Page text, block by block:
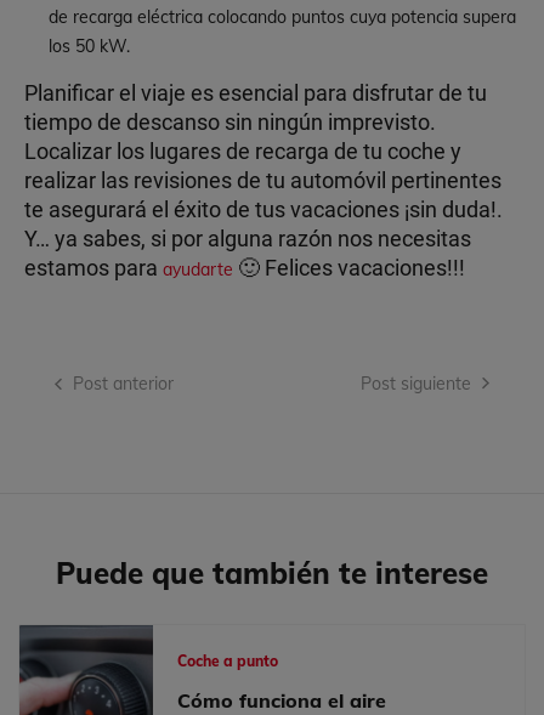
de recarga eléctrica colocando puntos cuya potencia supera
los 50 kW.
Planificar el viaje es esencial para disfrutar de tu
tiempo de descanso sin ningún imprevisto.
Localizar los lugares de recarga de tu coche y
realizar las revisiones de tu automóvil pertinentes
te asegurará el éxito de tus vacaciones ¡sin duda!.
Y… ya sabes, si por alguna razón nos necesitas
estamos para ayudarte 🙂 Felices vacaciones!!!
Navegación
Post anterior Post siguiente
Puede que también te interese
Coche a punto
Cómo funciona el aire